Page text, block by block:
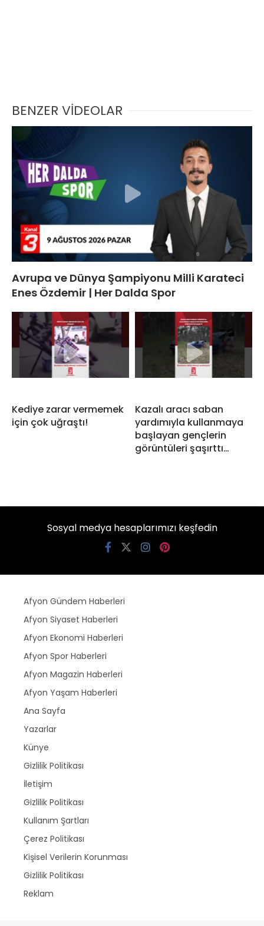
BENZER VİDEOLAR
Avrupa ve Dünya Şampiyonu Milli Karateci
Enes Özdemir | Her Dalda Spor
Kediye zarar vermemek
için çok uğraştı!
Kazalı aracı saban
yardımıyla kullanmaya
başlayan gençlerin
görüntüleri şaşırttı…
Sosyal medya hesaplarımızı keşfedin
Afyon Gündem Haberleri
Afyon Siyaset Haberleri
Afyon Ekonomi Haberleri
Afyon Spor Haberleri
Afyon Magazin Haberleri
Afyon Yaşam Haberleri
Ana Sayfa
Yazarlar
Künye
Gizlilik Politikası
İletişim
Gizlilik Politikası
Kullanım Şartları
Çerez Politikası
Kişisel Verilerin Korunması
Gizlilik Politikası
Reklam